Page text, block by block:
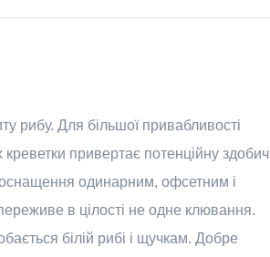
рибу. Для більшої привабливості
привертає потенційну здобич
оснащення одинарним, офсетним і
в цілості не одне клювання.
білій рибі і щучкам. Добре